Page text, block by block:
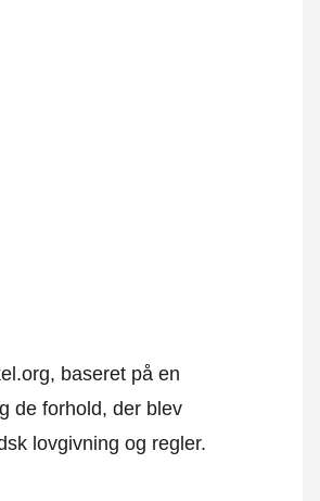
baseret på en
de forhold, der blev
lovgivning og regler.